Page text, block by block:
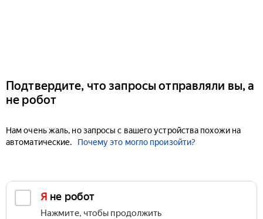
Подтвердите, что запросы отправляли вы, а
не робот
Нам очень жаль, но запросы с вашего устройства похожи на
автоматические.
Почему это могло произойти?
Я не робот
Нажмите, чтобы продолжить